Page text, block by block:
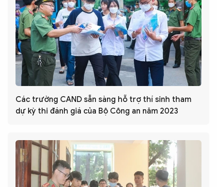
Các trường CAND sẵn sàng hỗ trợ thí sinh tham
dự kỳ thi đánh giá của Bộ Công an năm 2023